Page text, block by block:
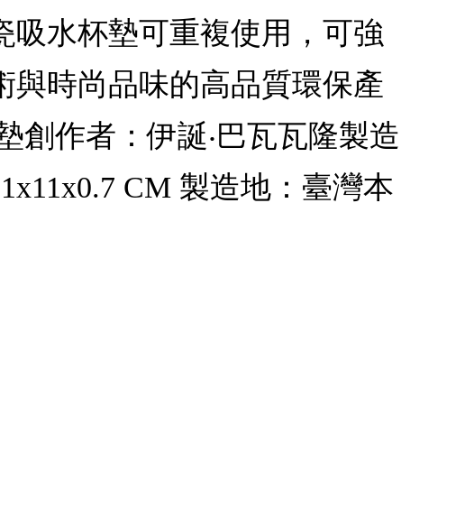
吸水杯墊可重複使用，可強
與時尚品味的高品質環保產
創作者：伊誕‧巴瓦瓦隆製造
CM 製造地：臺灣本